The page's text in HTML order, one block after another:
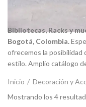
Bibliotecas, Racks y
Bogotá, Colombia.
ofrecemos la posibilidad
estilo. Amplio catálogo
Inicio Decoración y
Mostrando los 4